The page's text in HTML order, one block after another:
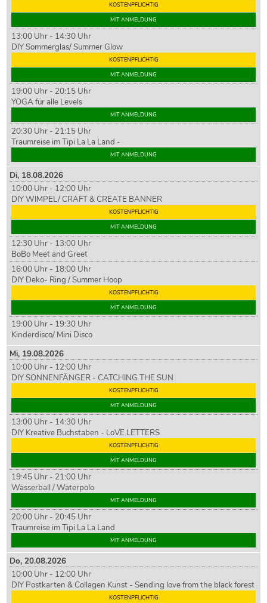
KOSTENPFLICHTIG
MIT ANMELDUNG
13:00 Uhr - 14:30 Uhr
DIY Sommerglas/ Summer Glow
KOSTENPFLICHTIG
MIT ANMELDUNG
19:00 Uhr - 20:15 Uhr
YOGA für alle Levels
MIT ANMELDUNG
20:30 Uhr - 21:15 Uhr
Traumreise im Tipi La La Land -
MIT ANMELDUNG
Di, 18.08.2026
10:00 Uhr - 12:00 Uhr
DIY WIMPEL/ CRAFT & CREATE BANNER
KOSTENPFLICHTIG
MIT ANMELDUNG
12:30 Uhr - 13:00 Uhr
BoBo Meet and Greet
16:00 Uhr - 18:00 Uhr
DIY Deko- Ring / Summer Hoop
KOSTENPFLICHTIG
MIT ANMELDUNG
19:00 Uhr - 19:30 Uhr
Kinderdisco/ Mini Disco
Mi, 19.08.2026
10:00 Uhr - 12:00 Uhr
DIY SONNENFÄNGER - CATCHING THE SUN
KOSTENPFLICHTIG
MIT ANMELDUNG
13:00 Uhr - 14:30 Uhr
DIY Kreative Buchstaben - LoVE LETTERS
KOSTENPFLICHTIG
MIT ANMELDUNG
19:45 Uhr - 21:00 Uhr
Wasserball / Waterpolo
MIT ANMELDUNG
20:00 Uhr - 20:45 Uhr
Traumreise im Tipi La La Land
MIT ANMELDUNG
Do,20.08.2026
10:00 Uhr - 12:00 Uhr
DIY Postkarten & Collagen Kunst - Sending love from the black forest
KOSTENPFLICHTIG